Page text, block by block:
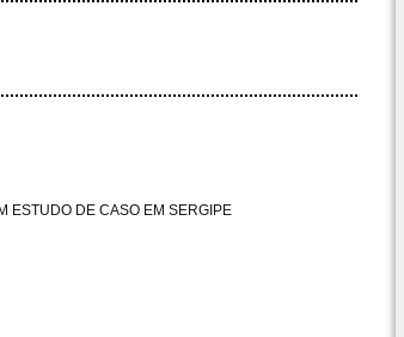
ESTUDO DE CASO EM SERGIPE